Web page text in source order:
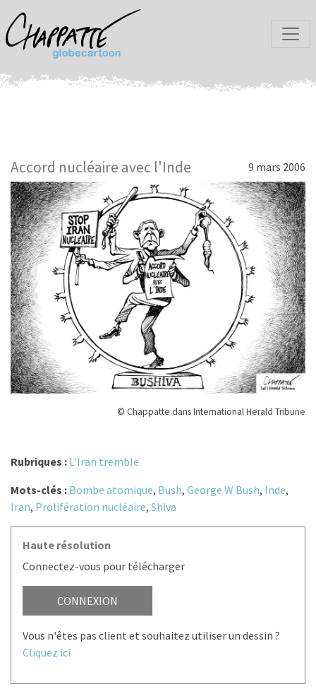
Accord nucléaire avec l'Inde 9 mars 2006
© Chappatte dans International Herald Tribune
Rubriques : L'Iran tremble
Mots-clés : Bombe atomique, Bush, George W Bush, Inde,
Iran, Prolifération nucléaire, Shiva
Haute résolution
Connectez-vous pour télécharger
CONNEXION
Vous n'êtes pas client et souhaitez utiliser un dessin ?
Cliquez ici